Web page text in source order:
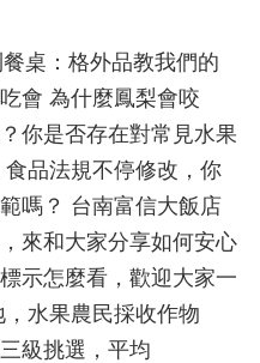
桌：格外品教我們的
會 為什麼鳳梨會咬
你是否存在對常見水果
品法規不停修改，你
嗎？ 台南富信大飯店
來和大家分享如何安心
示怎麼看，歡迎大家一
水果農民採收作物
級挑選，平均